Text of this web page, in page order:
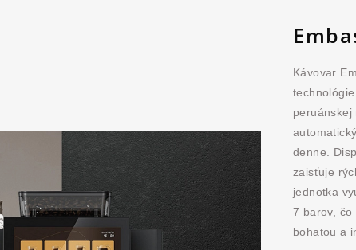
Kávovar
peruánskej
denne.
zaisťuje
jednotka
7 barov,
bohatou a